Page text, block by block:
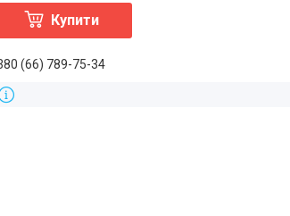
Купити
(66) 789-75-34